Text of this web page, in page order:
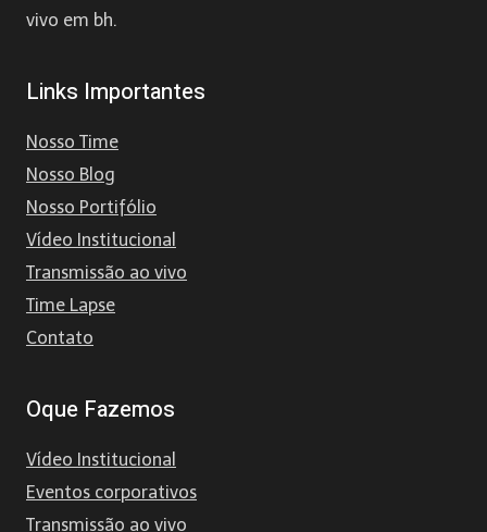
vivo em bh.
Links Importantes
Nosso Time
Nosso Blog
Nosso Portifólio
Vídeo Institucional
Transmissão ao vivo
Time Lapse
Contato
Oque Fazemos
Vídeo Institucional
Eventos corporativos
Transmissão ao vivo